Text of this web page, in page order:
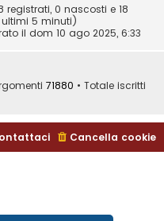
registrati, 0 nascosti e 18
5 minuti)
il dom 10 ago 2025, 6:33
71880 • Totale iscritti
Cancella cookie